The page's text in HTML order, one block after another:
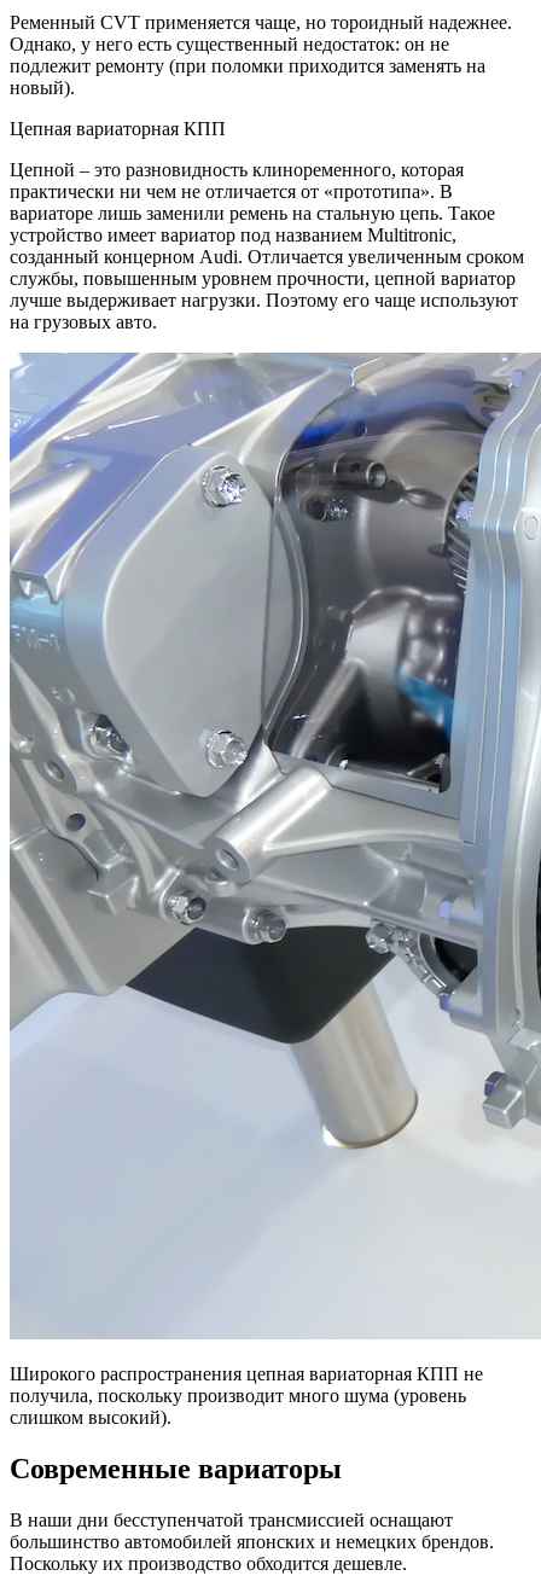
Ременный CVT применяется чаще, но тороидный надежнее.
Однако, у него есть существенный недостаток: он не
подлежит ремонту (при поломки приходится заменять на
новый).
Цепная вариаторная КПП
Цепной – это разновидность клиноременного, которая
практически ни чем не отличается от «прототипа». В
вариаторе лишь заменили ремень на стальную цепь. Такое
устройство имеет вариатор под названием Multitronic,
созданный концерном Audi. Отличается увеличенным сроком
службы, повышенным уровнем прочности, цепной вариатор
лучше выдерживает нагрузки. Поэтому его чаще используют
на грузовых авто.
Широкого распространения цепная вариаторная КПП не
получила, поскольку производит много шума (уровень
слишком высокий).
Современные вариаторы
В наши дни бесступенчатой трансмиссией оснащают
большинство автомобилей японских и немецких брендов.
Поскольку их производство обходится дешевле.